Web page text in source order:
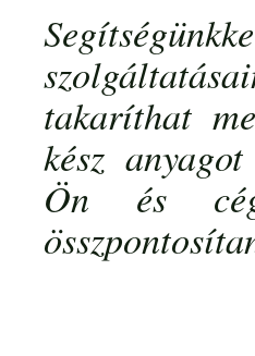
takaríthat
kész
Ön és